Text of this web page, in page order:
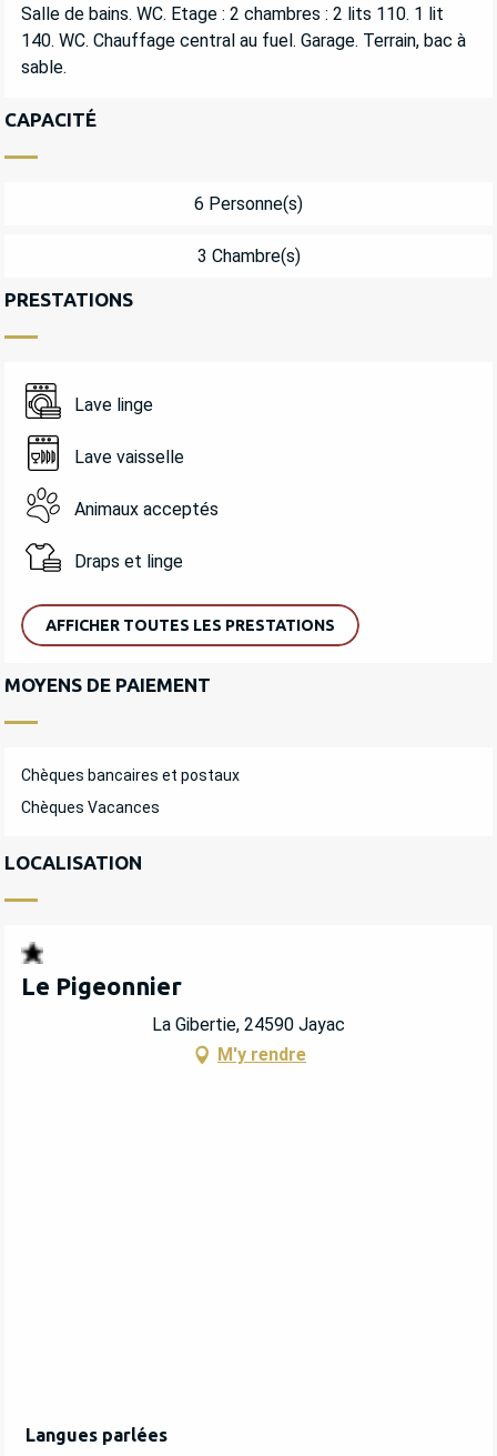
Salle de bains. WC. Etage : 2 chambres : 2 lits 110. 1 lit
140. WC. Chauffage central au fuel. Garage. Terrain, bac à
sable.
CAPACITÉ
6 Personne(s)
3 Chambre(s)
PRESTATIONS
Lave linge
Lave vaisselle
Animaux acceptés
Draps et linge
AFFICHER TOUTES LES PRESTATIONS
MOYENS DE PAIEMENT
Chèques bancaires et postaux
Chèques Vacances
LOCALISATION
Le Pigeonnier
La Gibertie, 24590 Jayac
M'y rendre
Langues parlées
Langues parlées